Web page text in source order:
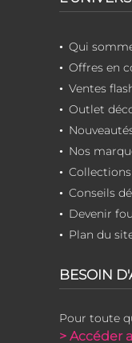
Qui
Offres en
Ventes
Outlet
Nos
Conseils
Devenir
Plan du
BESOIN
Pour toute
> Accéder